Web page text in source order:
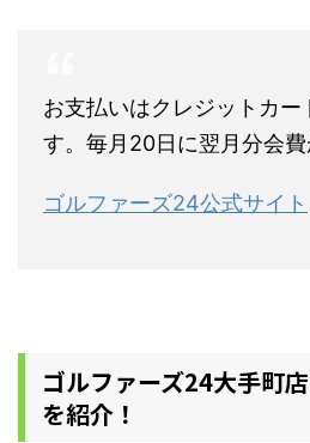
お支払いはクレジットカー
す。毎月20日に翌月分会費
ゴルファーズ24公式サイト
ゴルファーズ24大手町
を紹介！